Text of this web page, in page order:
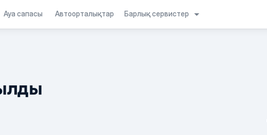
Ауа сапасы Автоорталықтар Барлық сервистер